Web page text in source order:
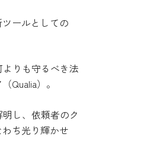
ールとしての
りも守るべき法
Qualia）。
し、依頼者のク
ち光り輝かせ